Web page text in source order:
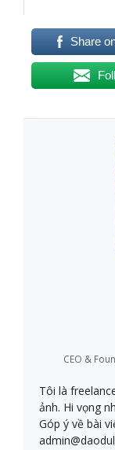
Share
CEO &
Tôi là
ảnh. Hi vọng
Góp ý về bài